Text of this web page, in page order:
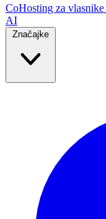
CoHosting za vlasnike
AI